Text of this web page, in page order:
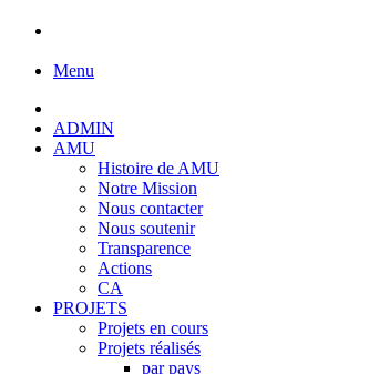
Menu
ADMIN
AMU
Histoire de AMU
Notre Mission
Nous contacter
Nous soutenir
Transparence
Actions
CA
PROJETS
Projets en cours
Projets réalisés
par pays